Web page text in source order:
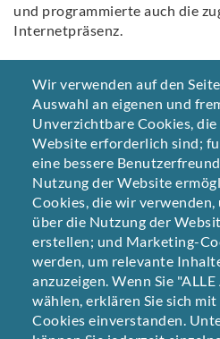
Wir verwenden auf den
Auswahl an eigenen und
Unverzichtbare Cookies,
Website erforderlich sind;
eine bessere
Nutzung der Website
Cookies, die wir
über die Nutzung der
erstellen; und Marketing-
werden, um relevante
anzuzeigen. Wenn Sie
wählen, erklären Sie sich
Cookies einverstanden.
und programmierte auch die
Internetpräsenz.
dr-dietl.de
Weiterlesenüber
dr-
dietl.de
Webdesign & Programmierung
Projekt: dr-dietl.de,
Dietl
Die Neugestaltung des
Unternehmens ist immer eine
Neben dem Logo ist auch die
Dietl in der Agentur Guter
Seitennummerierung
Vorherige
Seite
‹‹